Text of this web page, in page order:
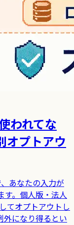
われてな
オプトアウ
あなたの入力が
す。個人版・法人
てオプトアウトし
外になり得るとい